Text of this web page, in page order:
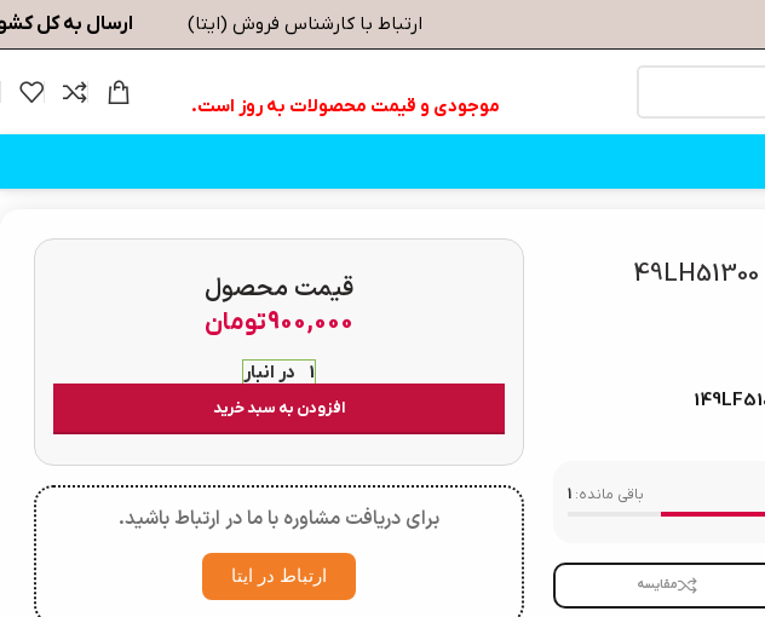
ارتباط با کارشناس فروش (ایتا) ارسال به کل
موجودی و قیمت محصولات به روز است.
باقی مانده: 1
مقایسه
قیمت محصول
900,000تومان
1 در انبار
افزودن به سبد خرید
برای دریافت مشاوره با ما در ارتباط باشید.
ارتباط در ایتا